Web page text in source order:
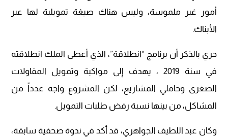
أمور غير ملموسة، وليس هناك صيغة تمويلية لها عبر
الأبناك.
حري بالذكر أن برنامج “انطلاقة”، الذي أعطى الملك انطلاقته
في سنة 2019 ، يهدف إلى مواكبة وتمويل المقاولات
الصغرى وحاملي المشاريع، لكن المشروع واجه عدداً من
المشاكل، من بينها نسبة رفض طلبات التمويل.
وكان عبد اللطيف الجواهري، قد أكد في ندوة صحفية سابقة،